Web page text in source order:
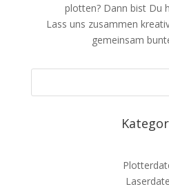
plotten? Dann bist Du
Lass uns zusammen
gemeinsam